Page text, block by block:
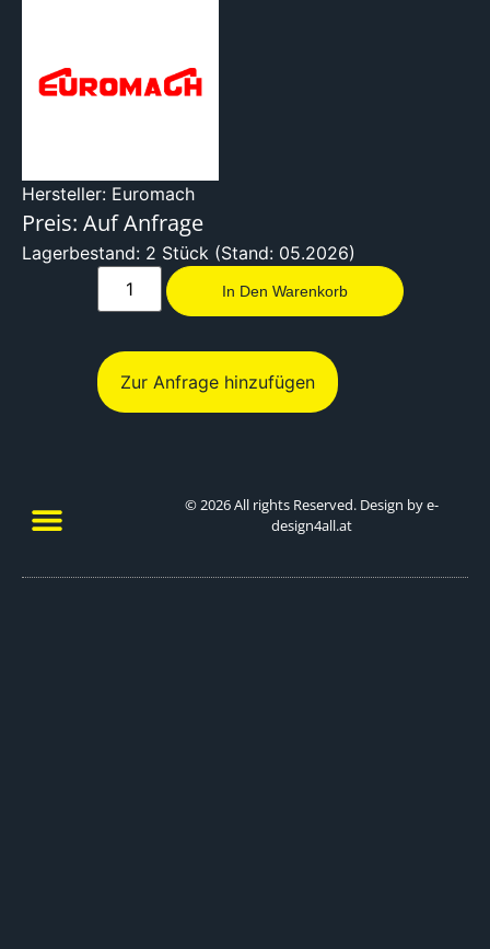
Hersteller: Euromach
Preis: Auf Anfrage
Lagerbestand: 2 Stück (Stand: 05.2026)
In Den Warenkorb
Zur Anfrage hinzufügen
© 2026 All rights Reserved. Design by e-
design4all.at